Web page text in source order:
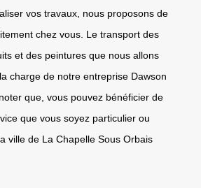
vos travaux, nous proposons de
chez vous. Le transport des
et des peintures que nous allons
charge de notre entreprise Dawson
que, vous pouvez bénéficier de
que vous soyez particulier ou
ville de La Chapelle Sous Orbais